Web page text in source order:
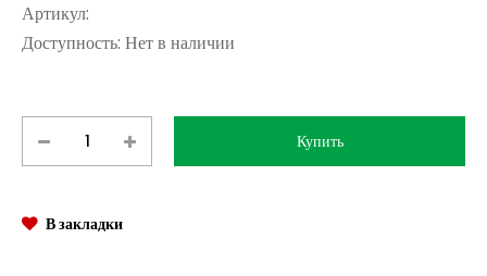
Артикул:
Доступность: Нет в наличии
В закладки